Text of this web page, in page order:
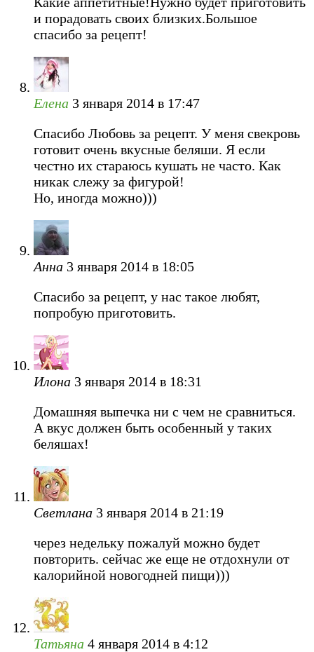
и порадовать своих близких.Большое
спасибо за рецепт!
Елена 3 января 2014 в 17:47
Спасибо Любовь за рецепт. У меня свекровь
готовит очень вкусные беляши. Я если
честно их стараюсь кушать не часто. Как
никак слежу за фигурой!
Но, иногда можно)))
Анна 3 января 2014 в 18:05
Спасибо за рецепт, у нас такое любят,
попробую приготовить.
Илона 3 января 2014 в 18:31
Домашняя выпечка ни с чем не сравниться.
А вкус должен быть особенный у таких
беляшах!
Светлана 3 января 2014 в 21:19
через недельку пожалуй можно будет
повторить. сейчас же еще не отдохнули от
калорийной новогодней пищи)))
Татьяна 4 января 2014 в 4:12